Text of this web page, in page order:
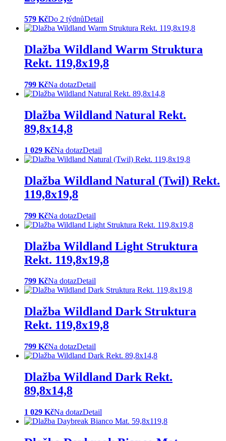
579 KčDo 2 týdnůDetail
Dlažba Wildland Warm Struktura
Rekt. 119,8x19,8
799 KčNa dotazDetail
Dlažba Wildland Natural Rekt.
89,8x14,8
1 029 KčNa dotazDetail
Dlažba Wildland Natural (Twil) Rekt.
119,8x19,8
799 KčNa dotazDetail
Dlažba Wildland Light Struktura
Rekt. 119,8x19,8
799 KčNa dotazDetail
Dlažba Wildland Dark Struktura
Rekt. 119,8x19,8
799 KčNa dotazDetail
Dlažba Wildland Dark Rekt.
89,8x14,8
1 029 KčNa dotazDetail